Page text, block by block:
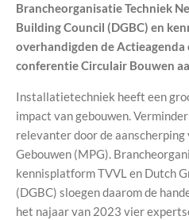
Brancheorganisatie Techniek
Building Council (DGBC) en
overhandigden de Actieagenda
conferentie Circulair Bouwen
Installatietechniek heeft een
impact van gebouwen.
relevanter door de
Gebouwen (MPG).
kennisplatform TVVL en Dutch
(DGBC) sloegen daarom de
het najaar van 2023 vier